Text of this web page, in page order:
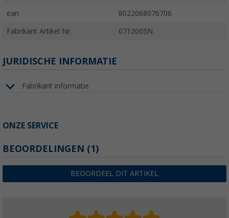
ean 8022068076706
Fabrikant Artikel Nr. 0712005N
JURIDISCHE INFORMATIE
Fabrikant informatie
ONZE SERVICE
BEOORDELINGEN (1)
BEOORDEEL DIT ARTIKEL